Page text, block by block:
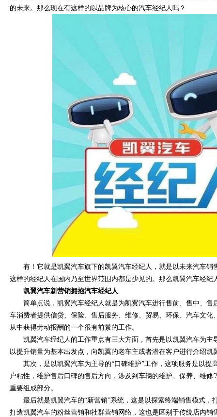
的未来。那么现在有这样的以品牌为核心的汽车经纪人吗？
有！它就是凯翼汽车旗下的凯翼汽车经纪人，就是以未来汽车销
这样的经纪人在国内乃至世界范围内都是少见的。那么凯翼汽车经纪
凯翼汽车新营销拥抱汽车经纪人
简单点说，凯翼汽车经纪人就是为凯翼汽车进行售前、售中、售
车消费者提供信贷、保险、售后服务、维修、贸易、环保、汽车文化
从中获得劳动报酬的一个很有前景的工作。
凯翼汽车经纪人的工作重点有三大方面，首先是以凯翼汽车为主
以提升销量为基本出发点，向凯翼的老车主或者潜在客户进行介绍凯
其次，是以凯翼汽车为主导的“口碑维护”工作，这项服务是以提
户粘性，维护售后口碑的售后方向，涉及到车辆的维护、保养、维
重要组成部分。
最后就是凯翼汽车的“新营销”系统，这是以探索终端销售模式，
打造凯翼汽车的粉丝营销和社群营销网络，这也是区别于传统店内销